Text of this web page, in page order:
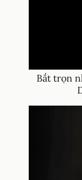
Bắt trọn